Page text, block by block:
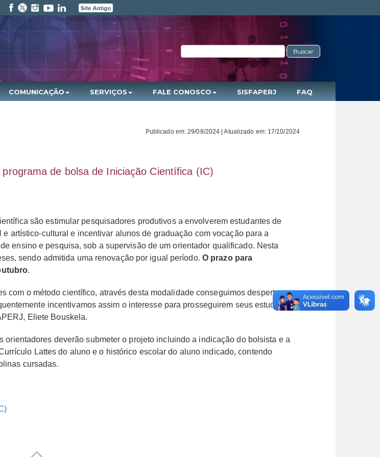
Buscar
COMUNICAÇÃO SERVIÇOS FALE CONOSCO SISFAPERJ FAQ
Publicado em: 29/08/2024 | Atualizado em: 17/10/2024
de bolsa de Iniciação Científica (IC)
são estimular pesquisadores produtivos a envolverem estudantes de
artístico-cultural e incentivar alunos de graduação com vocação para a
ensino e pesquisa, sob a supervisão de um orientador qualificado. Nesta
sendo admitida uma renovação por igual período. O prazo para
.
com o método científico, através desta modalidade conseguimos despertar a
incentivamos assim o interesse para prosseguirem seus estudos a
Eliete Bouskela.
orientadores deverão submeter o projeto incluindo a indicação do bolsista e a
Lattes do aluno e o histórico escolar do aluno indicado, contendo
cursadas.